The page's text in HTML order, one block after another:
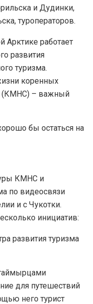
и Дудинки,
туроператоров.
Арктике работает
развития
туризма.
коренных
(КМНС) – важный
КМНС и
по видеосвязи
и с Чукотки.
инициатив:
развития туризма
для путешествий
него турист